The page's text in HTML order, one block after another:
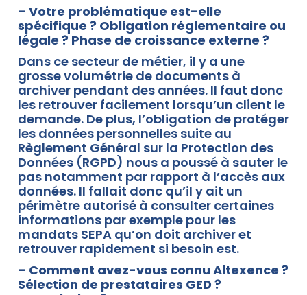
– Votre problématique est-elle
spécifique ? Obligation réglementaire ou
légale ? Phase de croissance externe ?
Dans ce secteur de métier, il y a une
grosse volumétrie de documents à
archiver pendant des années. Il faut donc
les retrouver facilement lorsqu’un client le
demande. De plus, l’obligation de protéger
les données personnelles suite au
Règlement Général sur la Protection des
Données (RGPD) nous a poussé à sauter le
pas notamment par rapport à l’accès aux
données. Il fallait donc qu’il y ait un
périmètre autorisé à consulter certaines
informations par exemple pour les
mandats SEPA qu’on doit archiver et
retrouver rapidement si besoin est.
– Comment avez-vous connu Altexence ?
Sélection de prestataires GED ?